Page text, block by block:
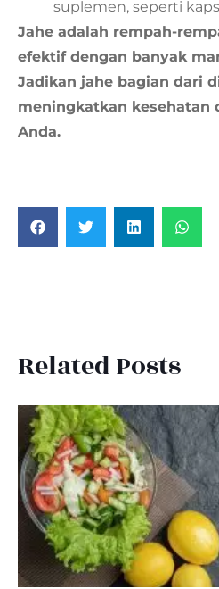
suplemen, seperti
Jahe adalah rempah-
efektif dengan banyak
Jadikan jahe bagian dari
meningkatkan kesehatan
Anda.
Related Posts